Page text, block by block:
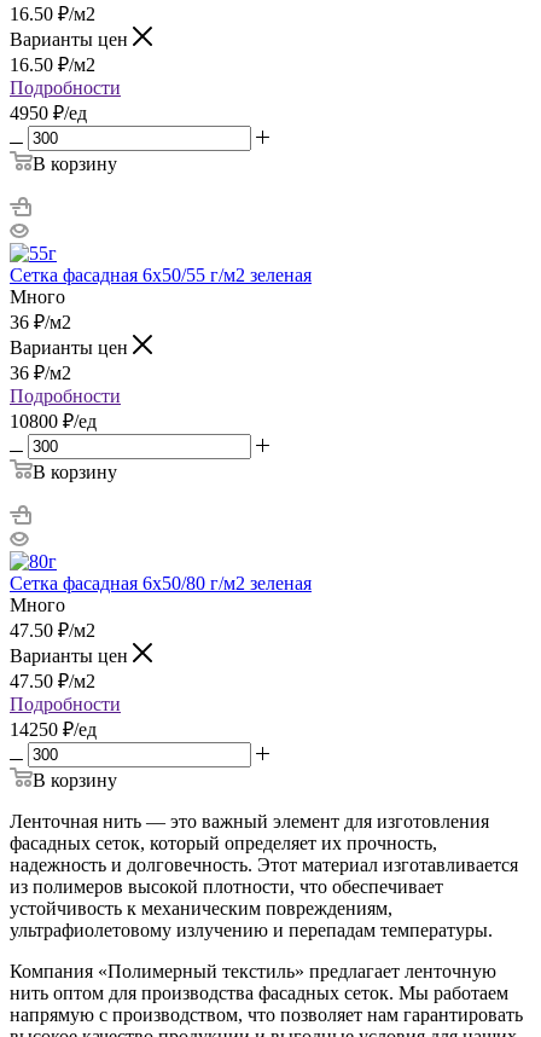
16.50 ₽/м2
Варианты цен
16.50 ₽/м2
Подробности
4950 ₽/ед
В корзину
Сетка фасадная 6х50/55 г/м2 зеленая
Много
36 ₽/м2
Варианты цен
36 ₽/м2
Подробности
10800 ₽/ед
В корзину
Сетка фасадная 6х50/80 г/м2 зеленая
Много
47.50 ₽/м2
Варианты цен
47.50 ₽/м2
Подробности
14250 ₽/ед
В корзину
Ленточная нить — это важный элемент для изготовления
фасадных сеток, который определяет их прочность,
надежность и долговечность. Этот материал изготавливается
из полимеров высокой плотности, что обеспечивает
устойчивость к механическим повреждениям,
ультрафиолетовому излучению и перепадам температуры.
Компания «Полимерный текстиль» предлагает ленточную
нить оптом для производства фасадных сеток. Мы работаем
напрямую с производством, что позволяет нам гарантировать